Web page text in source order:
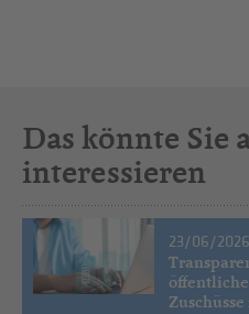
Das könnte Sie
interessieren
23/06/2026
Zuschüsse